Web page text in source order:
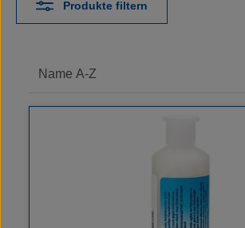
Produkte filtern